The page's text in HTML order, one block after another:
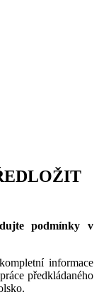
podmínky v
informace
předkládaného